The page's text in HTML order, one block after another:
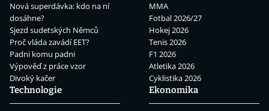
Nová superdávka: kdo na ní
dosáhne?
Sjezd sudetských Němců
Proč vláda zavádí EET?
Padni komu padni
Výpověď z práce vzor
Divoký kačer
MMA
Fotbal 2026/27
Hokej 2026
Tenis 2026
F1 2026
Atletika 2026
Cyklistika 2026
Technologie
Ekonomika